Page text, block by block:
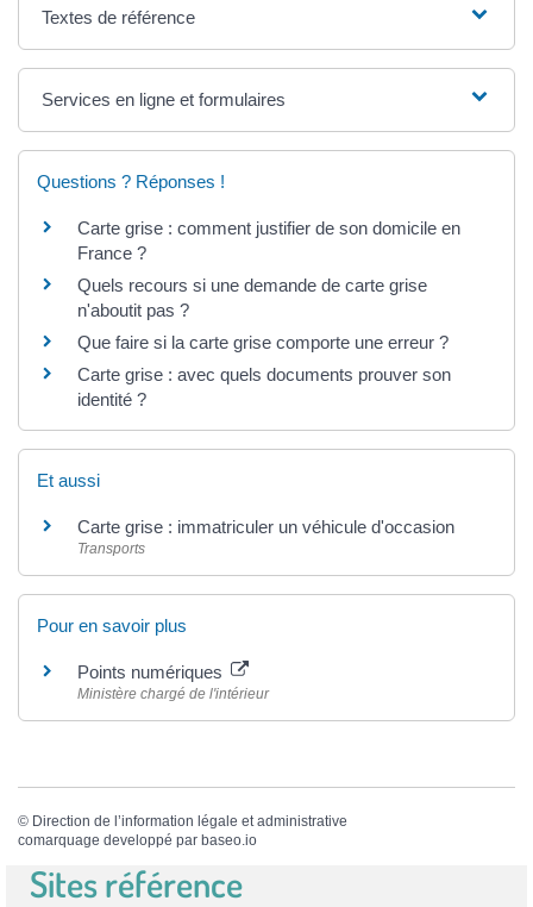
Textes de référence
Services en ligne et formulaires
Questions ? Réponses !
Carte grise : comment justifier de son domicile en
France ?
Quels recours si une demande de carte grise
n'aboutit pas ?
Que faire si la carte grise comporte une erreur ?
Carte grise : avec quels documents prouver son
identité ?
Et aussi
Carte grise : immatriculer un véhicule d'occasion
Transports
Pour en savoir plus
Points numériques
Ministère chargé de l'intérieur
© Direction de l’information légale et administrative
comarquage developpé par baseo.io
Sites référence